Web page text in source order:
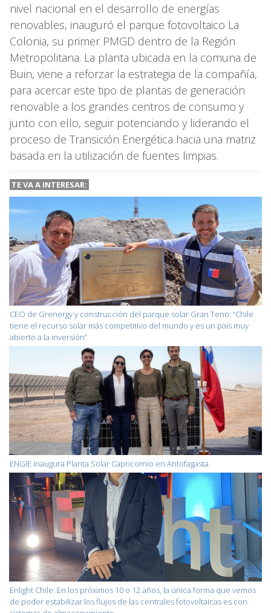
nivel nacional en el desarrollo de energías
renovables, inauguró el parque fotovoltaico La
Colonia, su primer PMGD dentro de la Región
Metropolitana. La planta ubicada en la comuna de
Buin, viene a reforzar la estrategia de la compañía,
para acercar este tipo de plantas de generación
renovable a los grandes centros de consumo y
junto con ello, seguir potenciando y liderando el
proceso de Transición Energética hacia una matriz
basada en la utilización de fuentes limpias.
TE VA A INTERESAR:
CEO de Grenergy y construcción del parque solar Gran Teno: “Chile
tiene el recurso solar más competitivo del mundo y es un país muy
abierto a la inversión”
ENGIE inaugura Planta Solar Capricornio en Antofagasta
Enlight Chile: En los próximos 10 o 12 años, la única forma que vemos
de poder estabilizar los flujos de las centrales fotovoltaicas es con